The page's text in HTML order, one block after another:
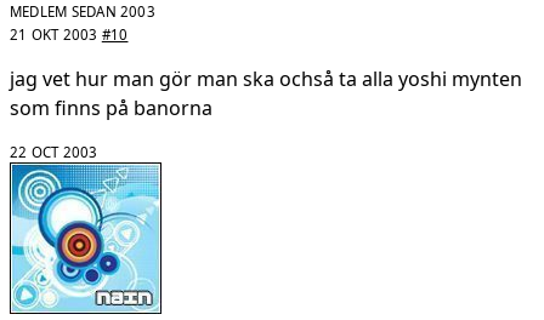
MEDLEM SEDAN 2003
21 OKT 2003 #10
jag vet hur man gör man ska ochså ta alla yoshi mynten
som finns på banorna
22 OCT 2003